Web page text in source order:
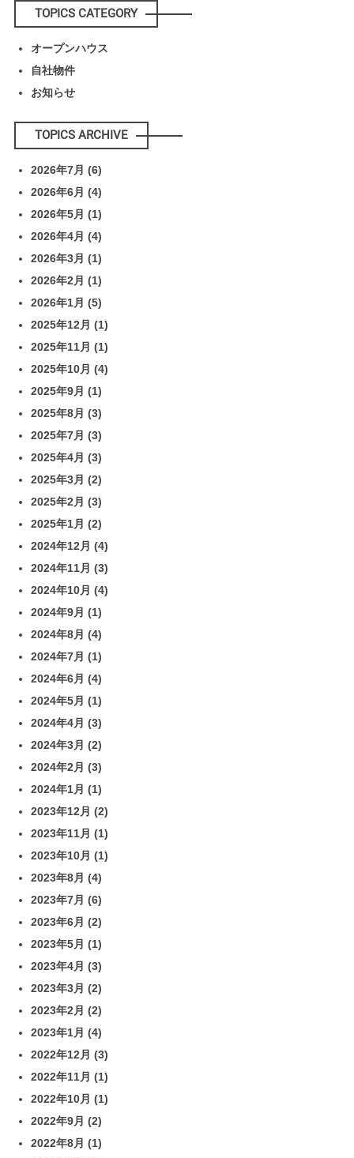
TOPICS CATEGORY
オープンハウス
自社物件
お知らせ
TOPICS ARCHIVE
2026年7月 (6)
2026年6月 (4)
2026年5月 (1)
2026年4月 (4)
2026年3月 (1)
2026年2月 (1)
2026年1月 (5)
2025年12月 (1)
2025年11月 (1)
2025年10月 (4)
2025年9月 (1)
2025年8月 (3)
2025年7月 (3)
2025年4月 (3)
2025年3月 (2)
2025年2月 (3)
2025年1月 (2)
2024年12月 (4)
2024年11月 (3)
2024年10月 (4)
2024年9月 (1)
2024年8月 (4)
2024年7月 (1)
2024年6月 (4)
2024年5月 (1)
2024年4月 (3)
2024年3月 (2)
2024年2月 (3)
2024年1月 (1)
2023年12月 (2)
2023年11月 (1)
2023年10月 (1)
2023年8月 (4)
2023年7月 (6)
2023年6月 (2)
2023年5月 (1)
2023年4月 (3)
2023年3月 (2)
2023年2月 (2)
2023年1月 (4)
2022年12月 (3)
2022年11月 (1)
2022年10月 (1)
2022年9月 (2)
2022年8月 (1)